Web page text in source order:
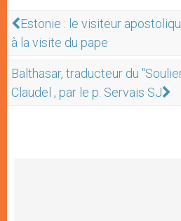
Estonie : le visiteur
à la visite du pape
Balthasar, traducteur du
Claudel , par le p. Servais SJ